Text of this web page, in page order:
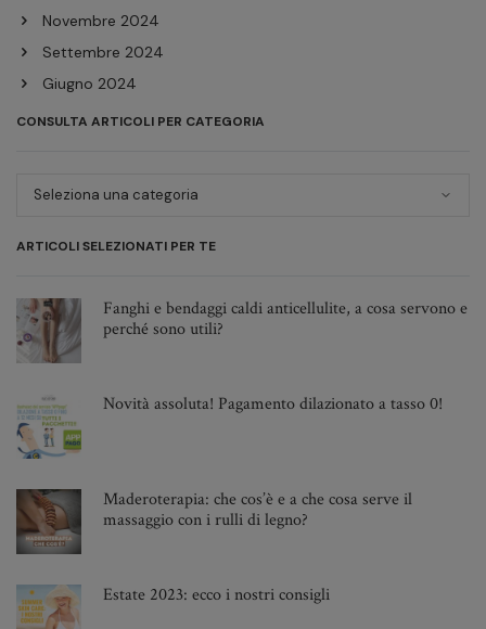
Novembre 2024
Settembre 2024
Giugno 2024
Aprile 2024
Ottobre 2023
Maggio 2023
Febbraio 2023
Dicembre 2022
Ottobre 2022
Settembre 2022
Agosto 2022
Giugno 2022
Maggio 2022
Aprile 2022
Marzo 2022
Febbraio 2022
CONSULTA ARTICOLI PER CATEGORIA
ARTICOLI SELEZIONATI PER TE
Fanghi e bendaggi caldi anticellulite, a cosa servono e
perché sono utili?
Novità assoluta! Pagamento dilazionato a tasso 0!
Maderoterapia: che cos’è e a che cosa serve il
massaggio con i rulli di legno?
Estate 2023: ecco i nostri consigli